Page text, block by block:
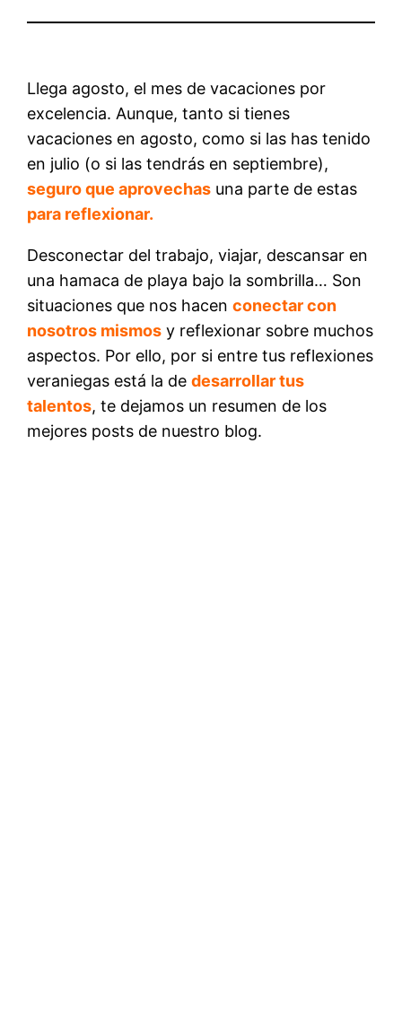
Llega agosto, el mes de vacaciones por
excelencia. Aunque, tanto si tienes
vacaciones en agosto, como si las has tenido
en julio (o si las tendrás en septiembre),
seguro que aprovechas una parte de estas
para reflexionar.
Desconectar del trabajo, viajar, descansar en
una hamaca de playa bajo la sombrilla… Son
situaciones que nos hacenconectar con
nosotros mismos y reflexionar sobre muchos
aspectos. Por ello, por si entre tus reflexiones
veraniegas está la dedesarrollar tus
talentos, te dejamos un resumen de los
mejores posts de nuestro blog.